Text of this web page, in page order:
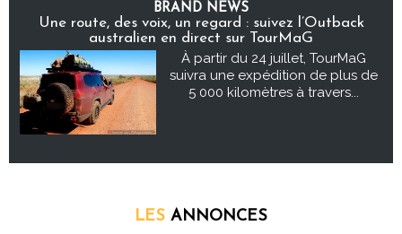
BRAND NEWS
Une route, des voix, un regard : suivez l’Outback
australien en direct sur TourMaG
À partir du 24 juillet, TourMaG
suivra une expédition de plus de
5 000 kilomètres à travers...
LES ANNONCES